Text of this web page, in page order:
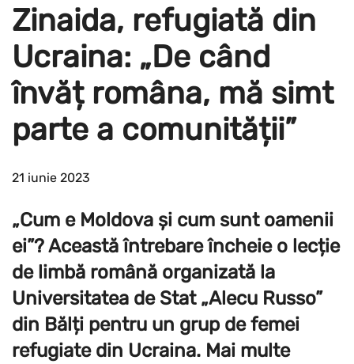
Zinaida, refugiată din
Ucraina: „De când
învăț româna, mă simt
parte a comunității”
21 iunie 2023
„Cum e Moldova și cum sunt oamenii
ei”? Această întrebare încheie o lecție
de limbă română organizată la
Universitatea de Stat „Alecu Russo”
din Bălți pentru un grup de femei
refugiate din Ucraina. Mai multe